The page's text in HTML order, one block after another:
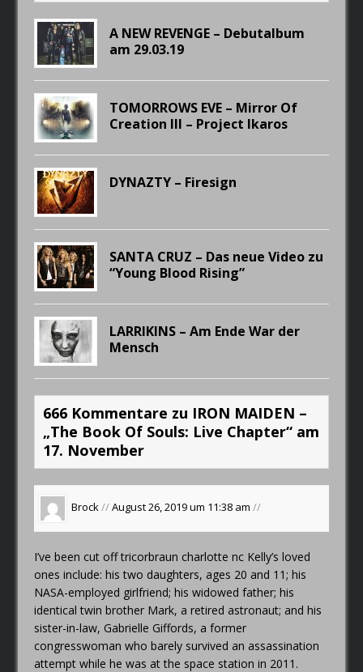
A NEW REVENGE – Debutalbum
am 29.03.19
TOMORROWS EVE – Mirror Of
Creation III – Project Ikaros
DYNAZTY – Firesign
SANTA CRUZ – Das neue Video zu
“Young Blood Rising”
LARRIKINS – Am Ende War der
Mensch
666 Kommentare zu IRON MAIDEN –
„The Book Of Souls: Live Chapter“ am
17. November
Brock//August 26, 2019 um 11:38 am//
I’ve been cut offtricorbraun charlotte nc Kelly’s loved
ones include: his two daughters, ages 20 and 11; his
NASA-employed girlfriend; his widowed father; his
identical twin brother Mark, a retired astronaut; and his
sister-in-law, Gabrielle Giffords, a former
congresswoman who barely survived an assassination
attempt while he was at the space station in 2011.